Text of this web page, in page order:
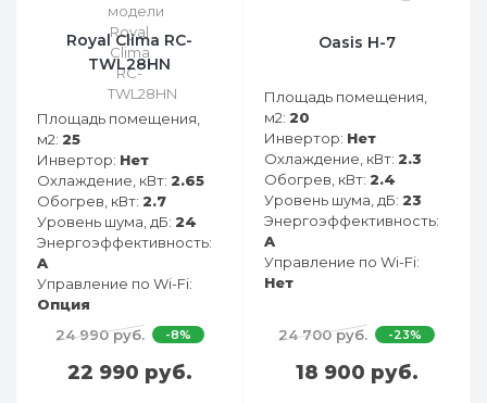
Royal Clima RC-
TWL28HN
Площадь помещения,
м2: 25
Инвертор: Нет
Охлаждение, кВт: 2.65
Обогрев, кВт: 2.7
Уровень шума, дБ: 24
Энергоэффективность:
A
Управление по Wi-Fi:
Опция
24 990 руб.
-8%
22 990 руб.
Oasis H-7
Площадь помещения,
м2: 20
Инвертор: Нет
Охлаждение, кВт: 2.3
Обогрев, кВт: 2.4
Уровень шума, дБ: 23
Энергоэффективность:
A
Управление по Wi-Fi:
Нет
24 700 руб. -23%
18 900 руб.